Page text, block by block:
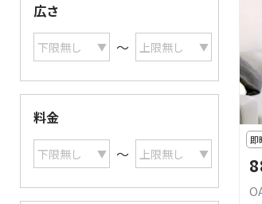
広さ
〜
料金
〜
即